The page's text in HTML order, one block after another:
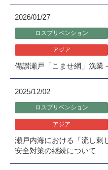
2026/01/27
ロスプリベンション
アジア
備讃瀬戸「こませ網」漁業
2025/12/02
ロスプリベンション
アジア
瀬戸内海における「流し刺
安全対策の継続について